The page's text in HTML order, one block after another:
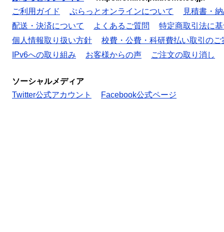
ご利用ガイド
ぷらっとオンラインについて
見積書・
配送・決済について
よくあるご質問
特定商取引法に
個人情報取り扱い方針
校費・公費・科研費払い取引のご
IPv6への取り組み
お客様からの声 ご注文の取り消し
ソーシャルメディア
Twitter公式アカウント
Facebook公式ページ